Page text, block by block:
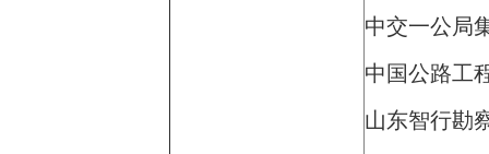
中交一公局
中国公路工
山东智行勘